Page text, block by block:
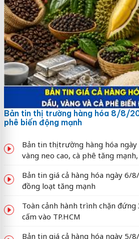
Bản tin thị trường hàng hóa 8/8/
phê biến động mạnh
Bản tin thị trường hàng hóa
vàng neo cao, cà phê tăng
Bản tin giá cả hàng hóa ngày 6/
đồng loạt tăng mạnh
Toàn cảnh hành trình chặn
cấm vào TP.HCM
Bản tin giá cả hàng hóa ngày 5/